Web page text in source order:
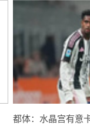
都体：水晶宫有意